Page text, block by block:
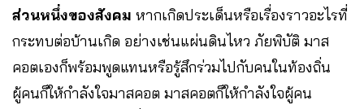
ส่วนหนึ่งของสังคม หากเกิดประเด็นหรือเรื่องราวอะไรที่
กระทบต่อบ้านเกิด อย่างเช่นแผ่นดินไหว ภัยพิบัติ มาส
คอตเองก็พร้อมพูดแทนหรือรู้สึกร่วมไปกับคนในท้องถิ่น
ผู้คนก็ให้กำลังใจมาสคอต มาสคอตก็ให้กำลังใจผู้คน